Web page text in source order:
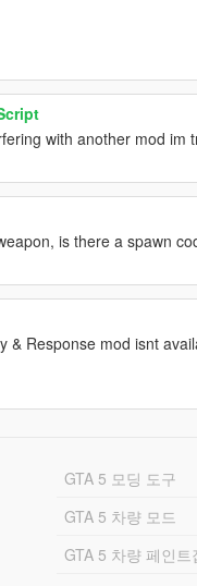
with another mod im
is there a spawn
& Response mod isnt
GTA 5 모딩 도구
GTA 5 차량 모드
GTA 5 차량 페인트